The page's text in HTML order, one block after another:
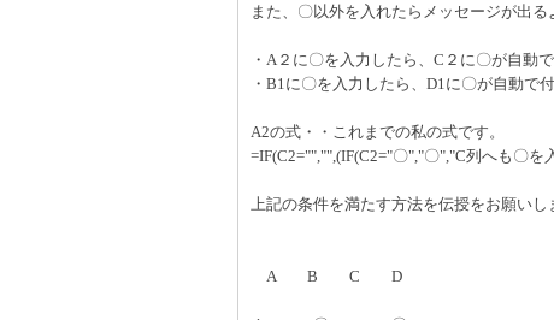
また、〇以外を入れたらメッセージが出る
・A２に〇を入力したら、C２に〇が自動
・B1に〇を入力したら、D1に〇が自動で
A2の式・・これまでの私の式です。
=IF(C2="","",(IF(C2="〇","〇","C列へも〇を
上記の条件を満たす方法を伝授をお願いし
A B C D